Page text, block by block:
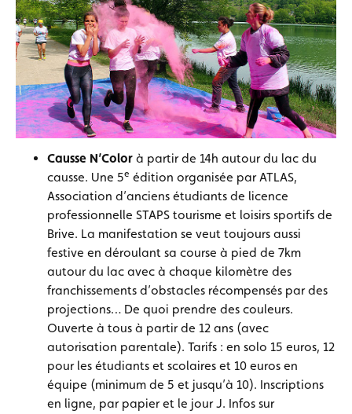
Causse N’Color à partir de 14h autour du lac du
causse. Une 5e édition organisée par ATLAS,
Association d’anciens étudiants de licence
professionnelle STAPS tourisme et loisirs sportifs de
Brive. La manifestation se veut toujours aussi
festive en déroulant sa course à pied de 7km
autour du lac avec à chaque kilomètre des
franchissements d’obstacles récompensés par des
projections… De quoi prendre des couleurs.
Ouverte à tous à partir de 12 ans (avec
autorisation parentale). Tarifs : en solo 15 euros, 12
pour les étudiants et scolaires et 10 euros en
équipe (minimum de 5 et jusqu’à 10). Inscriptions
en ligne, par papier et le jour J. Infos sur